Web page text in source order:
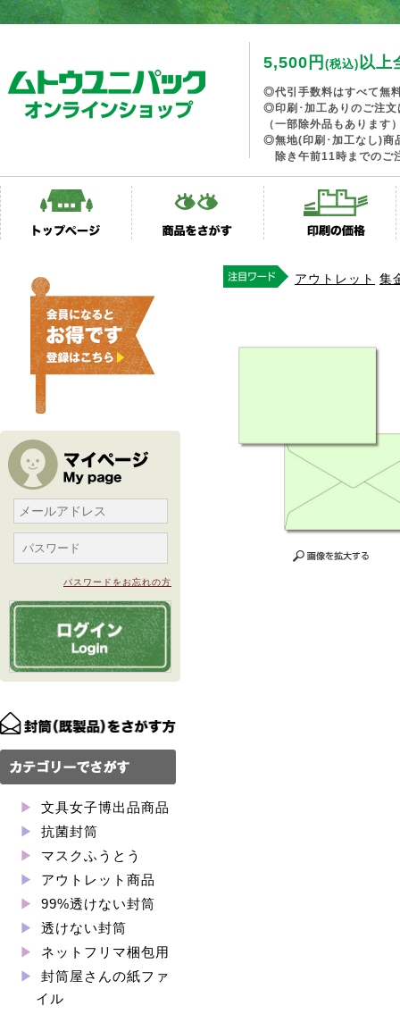
5,500円 (税込)以上
◎代引手数料はすべて無
◎印刷･加工ありのご注文
（一部除外品もあります
◎無地(印刷･加工なし)商
除き午前11時までのご
パスワードをお忘れの方
文具女子博出品商品
抗菌封筒
マスクふうとう
アウトレット商品
99%透けない封筒
透けない封筒
ネットフリマ梱包用
封筒屋さんの紙ファ
イル
アウトレット 集